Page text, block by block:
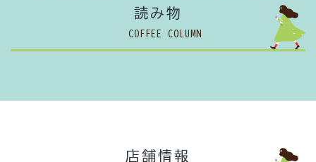
読み物
COFFEE COLUMN
店舗情報